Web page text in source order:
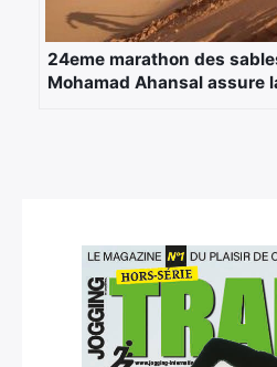
24eme marathon des
Mohamad Ahansal assure
Rechercher